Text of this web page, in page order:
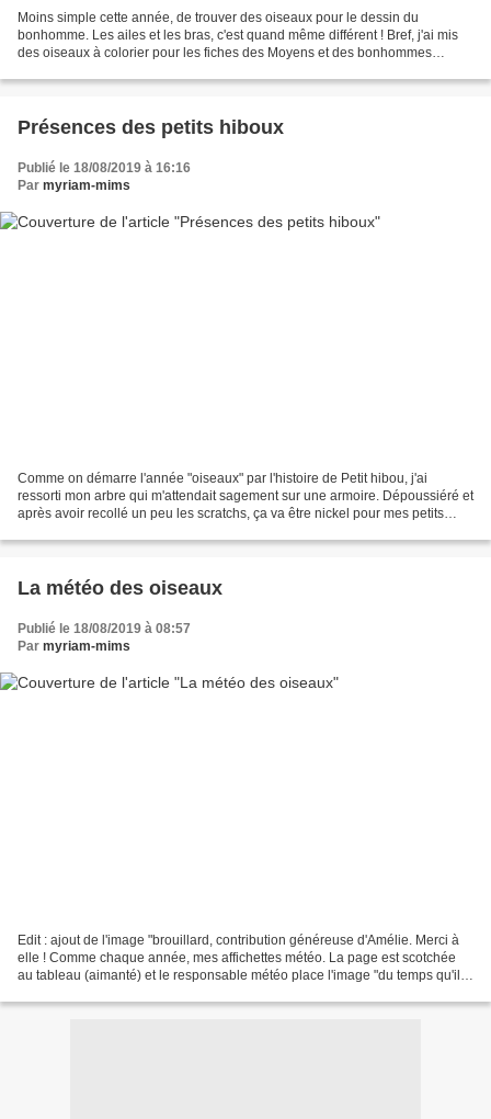
Moins simple cette année, de trouver des oiseaux pour le dessin du
bonhomme. Les ailes et les bras, c'est quand même différent ! Bref, j'ai mis
des oiseaux à colorier pour les fiches des Moyens et des bonhommes
Présences des petits hiboux
Publié le 18/08/2019 à 16:16
Par myriam-mims
Comme on démarre l'année "oiseaux" par l'histoire de Petit hibou, j'ai
ressorti mon arbre qui m'attendait sagement sur une armoire. Dépoussiéré et
après avoir recollé un peu les scratchs, ça va être nickel pour mes petits
La météo des oiseaux
Publié le 18/08/2019 à 08:57
Par myriam-mims
Edit : ajout de l'image "brouillard, contribution généreuse d'Amélie. Merci à
elle ! Comme chaque année, mes affichettes météo. La page est scotchée
au tableau (aimanté) et le responsable météo place l'image "du temps qu'il